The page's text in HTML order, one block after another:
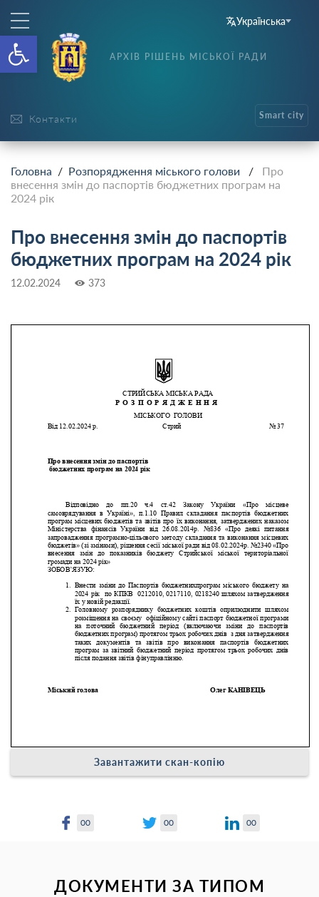
Відкрити Панель
Українська
Контакти
АРХІВ РІШЕНЬ МІСЬКОЇ РАДИ
Smart city
Головна / Розпорядження міського голови / Про
внесення змін до паспортів бюджетних програм на
2024 рік
Про внесення змін до паспортів
бюджетних програм на 2024 рік
12.02.2024 373
Завантажити скан-копію
00 00 00
ДОКУМЕНТИ ЗА ТИПОМ